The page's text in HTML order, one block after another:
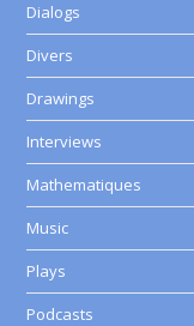
Dialogs
Divers
Drawings
Interviews
Mathematiques
Music
Plays
Podcasts